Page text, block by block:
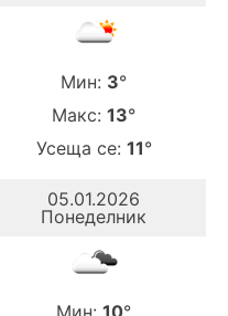
Мин: 3°
Макс: 13°
Усеща се: 11°
05.01.2026
Понеделник